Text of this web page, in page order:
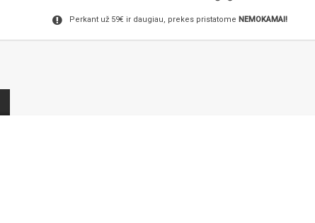
Perkant už 59€ ir daugiau, prekes pristatome NEMOKAMAI!